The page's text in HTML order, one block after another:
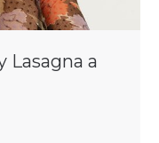
Lasagna a